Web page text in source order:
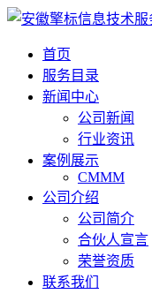
首页
服务目录
新闻中心
公司新闻
行业资讯
案例展示
CMMM
公司介绍
公司简介
合伙人宣言
荣誉资质
联系我们